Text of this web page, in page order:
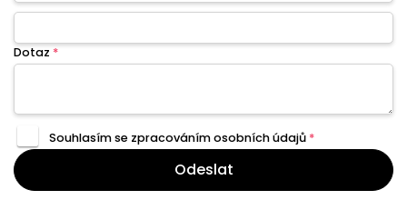
Dotaz *
Souhlasím se zpracovánímosobních údajů *
Odeslat